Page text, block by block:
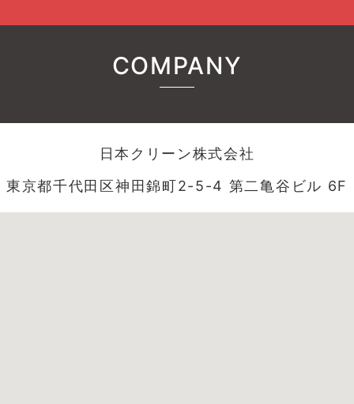
COMPANY
日本クリーン株式会社
東京都千代田区神田錦町2-5-4 第二亀谷ビル 6F